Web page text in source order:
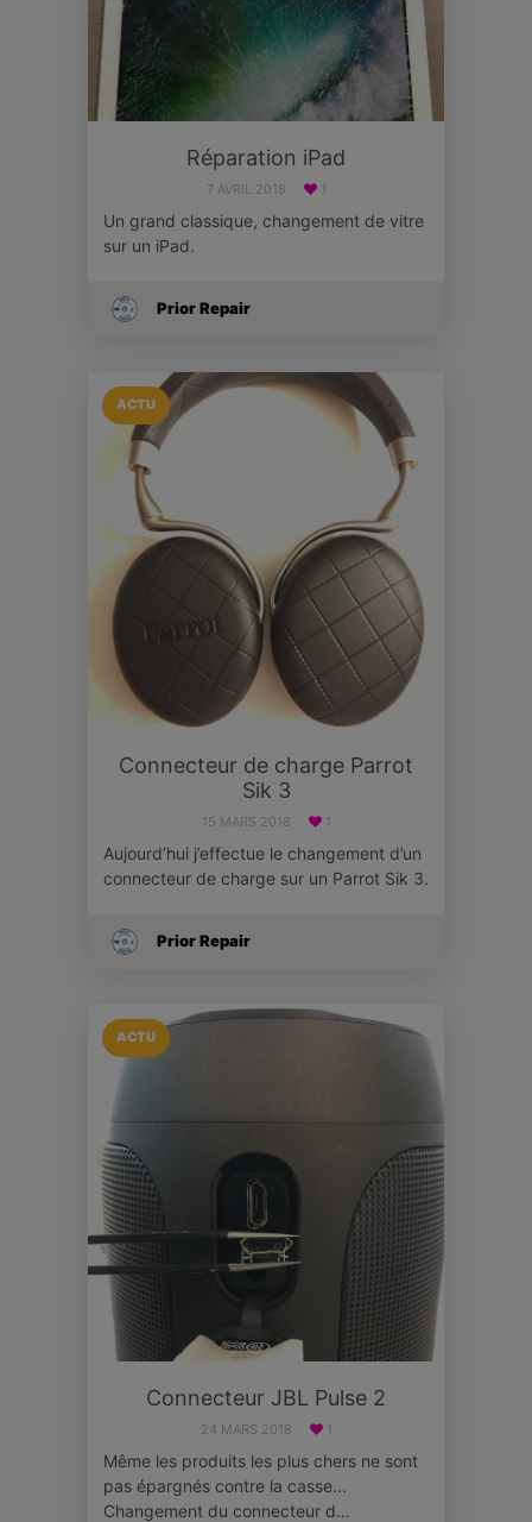
Réparation iPad
7 AVRIL 2018 1
Un grand classique, changement de vitre
sur un iPad.
Prior Repair
ACTU
Connecteur de charge Parrot
Sik 3
15 MARS 2018 1
Aujourd’hui j’effectue le changement d’un
connecteur de charge sur un Parrot Sik 3.
Prior Repair
ACTU
Connecteur JBL Pulse 2
24 MARS 2018 1
Même les produits les plus chers ne sont
pas épargnés contre la casse...
Changement du connecteur d…